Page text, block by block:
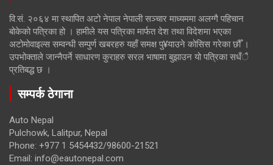
वि.सं. २०६४ मा स्थापित अटो नेपाल नेपाली सञ्चार माध्यममा अलग्गै पहिचान
बोकेको पत्रिका हो । हामीले यस पत्रिका मार्फत देश तथा विदेशमा भएका
अटोमोवाइल्स सम्वन्धी सम्पुर्ण खबरहरु यहाँ समक्ष पु¥याउने कोसिस गरेका छौँ ।
उपभोक्ताले जान्नैपर्ने साधारण कुराहरु सरल भाषामा बुझाउन यो पत्रिका सधँै
प्रतिबद्ध छ ।
सम्पर्क ठेगाना
Auto Nepal
Pulchowk, Lalitpur, Nepal
Phone: +977 1 5454432/98600-21521
Email: info@eautonepal.com